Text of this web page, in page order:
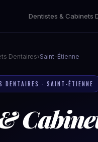
Dentistes & Cabinets
Dentaires›Saint-Étienne
DENTAIRES · SAINT-ÉTIENNE